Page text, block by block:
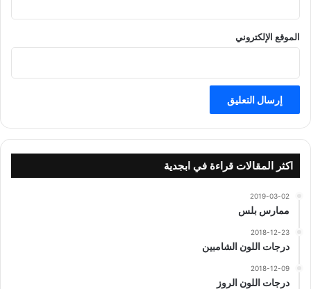
الموقع الإلكتروني
اكثر المقالات قراءة في ابجدية
2019-03-02
ممارس بلس
2018-12-23
درجات اللون الشامبين
2018-12-09
درجات اللون الروز